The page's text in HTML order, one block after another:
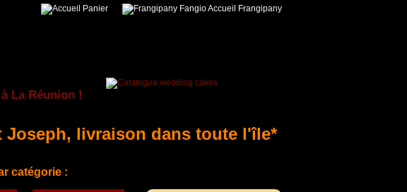
Accueil Frangipany
Panier
La Réunion !
Joseph, livraison dans toute l'île*
catégorie :